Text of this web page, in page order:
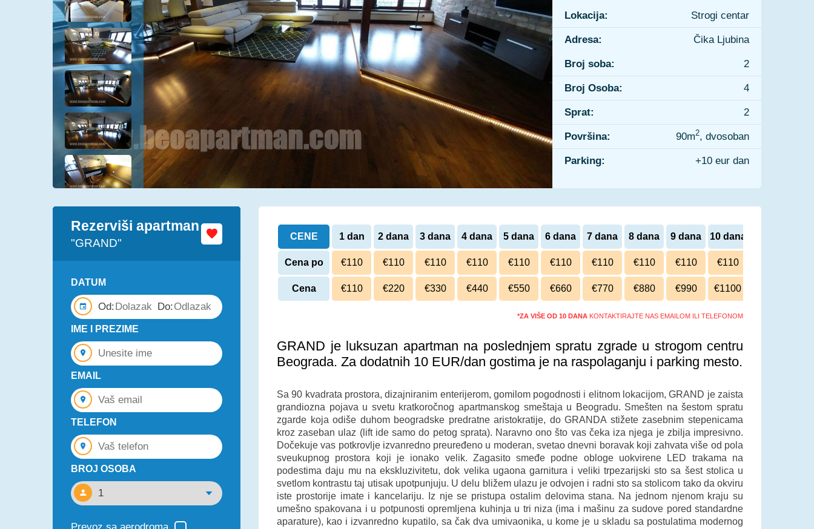
Lokacija: Strogi centar
Adresa: Čika Ljubina
Broj soba: 2
Broj Osoba: 4
Sprat: 2
Površina: 90m2, dvosoban
Parking: +10 eur dan
Rezerviši apartman
"GRAND"
DATUM
Od: Do:
IME I PREZIME
EMAIL
TELEFON
BROJ OSOBA
CENE 1 dan 2 dana 3 dana 4 dana 5 dana 6 dana 7 dana 8 dana 9 dana 10 dana
Cena po
danu
€110 €110 €110 €110 €110 €110 €110 €110 €110 €110
Cena €110 €220 €330 €440 €550 €660 €770 €880 €990 €1100
*ZA VIŠE OD 10 DANA KONTAKTIRAJTE NAS EMAILOM ILI TELEFONOM
GRAND je luksuzan apartman na poslednjem spratu zgrade u strogom centru
Beograda. Za dodatnih 10 EUR/dan gostima je na raspolaganju i parking mesto.
Sa 90 kvadrata prostora, dizajniranim enterijerom, gomilom pogodnosti i elitnom lokacijom, GRAND je zaista
grandiozna pojava u svetu kratkoročnog apartmanskog smeštaja u Beogradu. Smešten na šestom spratu
zgarde koja odiše duhom beogradske predratne aristokratije, do GRANDA stižete zasebnim stepenicama
kroz zaseban ulaz (lift ide samo do petog sprata). Naravno ono što vas čeka iza njega je zbilja impresivno.
Dočekuje vas potkrovlje izvanredno preuređeno u moderan, svetao dnevni boravak koji zahvata više od pola
sveukupnog prostora koji je ionako velik. Zagasito smeđe podne obloge uokvirene LED trakama na
podestima daju mu na ekskluzivitetu, dok velika ugaona garnitura i veliki trpezarijski sto sa šest stolica u
svetlom kontrastu taj utisak upotpunjuju. U delu bližem ulazu je odvojen i radni sto sa stolicom tako da okviru
iste prostorije imate i kancelariju. Iz nje se pristupa ostalim delovima stana. Na jednom njenom kraju su
umešno spakovana i u potpunosti opremljena kuhinja u tri niza (ima i mašinu za sudove pored standardne
aparature), kao i izvanredno kupatilo, sa čak dva umivaonika, u kome je u skladu sa postulatima modernog